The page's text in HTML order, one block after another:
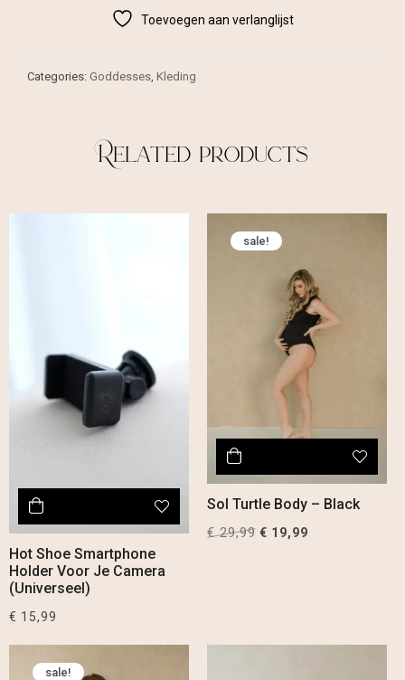
Toevoegen aan verlanglijst
Categories: Goddesses, Kleding
Related products
Hot Shoe Smartphone
Holder Voor Je Camera
(Universeel)
€ 15,99
sale!
Sol Turtle Body – Black
€29,99 Original
€ 19,99
sale!